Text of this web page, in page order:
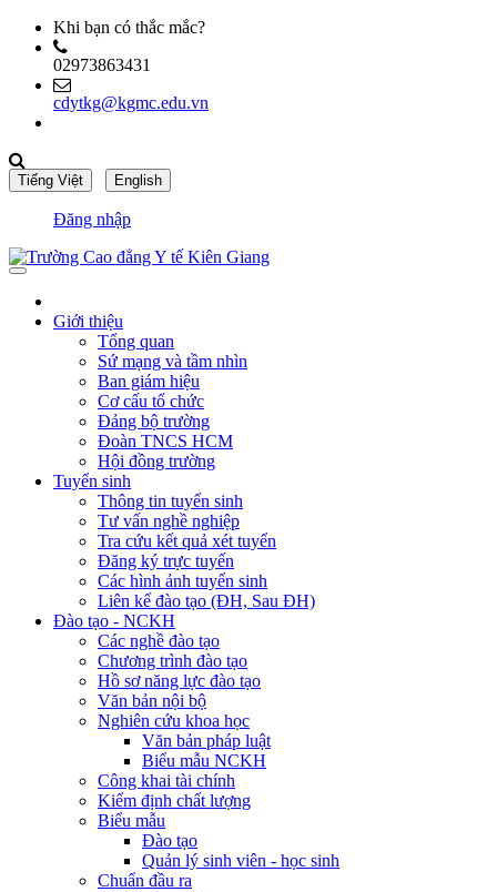
Khi bạn có thắc mắc?
02973863431
cdytkg@kgmc.edu.vn
Đăng nhập
Giới thiệu
Tổng quan
Sứ mạng và tầm nhìn
Ban giám hiệu
Cơ cấu tổ chức
Đảng bộ trường
Đoàn TNCS HCM
Hội đồng trường
Tuyển sinh
Thông tin tuyển sinh
Tư vấn nghề nghiệp
Tra cứu kết quả xét tuyển
Đăng ký trực tuyến
Các hình ảnh tuyển sinh
Liên kế đào tạo (ĐH, Sau ĐH)
Đào tạo - NCKH
Các nghề đào tạo
Chương trình đào tạo
Hồ sơ năng lực đào tạo
Văn bản nội bộ
Nghiên cứu khoa học
Văn bản pháp luật
Biểu mẫu NCKH
Công khai tài chính
Kiểm định chất lượng
Biểu mẫu
Đào tạo
Quản lý sinh viên - học sinh
Chuẩn đầu ra